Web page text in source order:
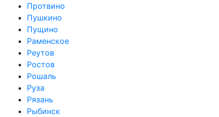
Протвино
Пушкино
Пущино
Раменское
Реутов
Ростов
Рошаль
Руза
Рязань
Рыбинск